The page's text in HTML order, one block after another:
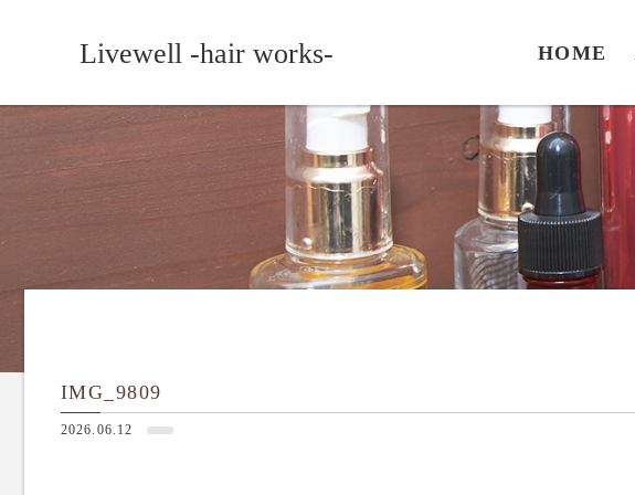
Livewell -hair works- HOME
IMG_9809
2026.06.12